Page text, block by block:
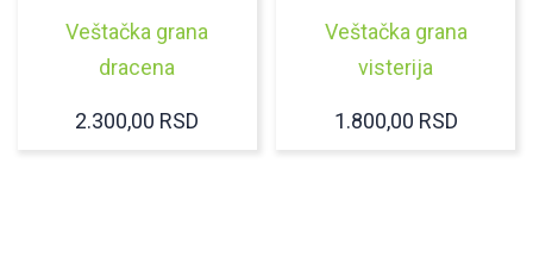
Veštačka grana
dracena
2.300,00 RSD
Veštačka grana
visterija
1.800,00 RSD